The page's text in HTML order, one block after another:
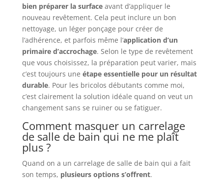
bien préparer la surfaceavant d’appliquer le
nouveau revêtement. Cela peut inclure un bon
nettoyage, un léger ponçage pour créer de
l’adhérence, et parfois même l’application d’un
primaire d’accrochage. Selon le type de revêtement
que vous choisissez, la préparation peut varier, mais
c’est toujours une étape essentielle pour un résultat
durable. Pour les bricolos débutants comme moi,
c’est clairement la solution idéale quand on veut un
changement sans se ruiner ou se fatiguer.
Comment masquer un carrelage
de salle de bain qui ne me plaît
plus ?
Quand on a un carrelage de salle de bain qui a fait
son temps, plusieurs options s’offrent.